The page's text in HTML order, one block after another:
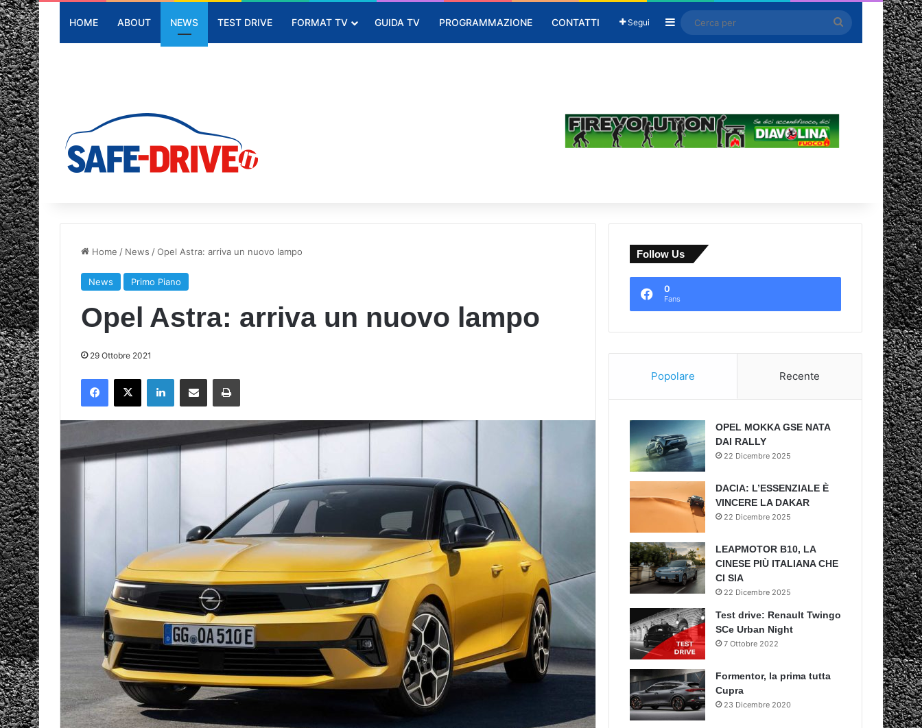
HOME ABOUT NEWS TEST DRIVE FORMAT TV GUIDA TV PROGRAMMAZIONE CONTATTI Segui Barra laterale
per
Home / News /Opel Astra: arriva un nuovo lampo
News Primo Piano
Opel Astra: arriva un nuovo lampo
29 Ottobre 2021
Follow Us
0
Fans
Popolare Recente
OPEL MOKKA GSE NATA
DAI RALLY
22 Dicembre 2025
DACIA: L’ESSENZIALE È
VINCERE LA DAKAR
22 Dicembre 2025
LEAPMOTOR B10, LA
CINESE PIÙ ITALIANA CHE
CI SIA
22 Dicembre 2025
Test drive: Renault Twingo
SCe Urban Night
7 Ottobre 2022
Formentor, la prima tutta
Cupra
23 Dicembre 2020